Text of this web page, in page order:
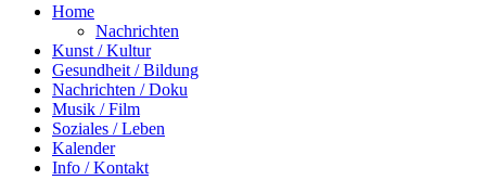
Home
Nachrichten
Kunst / Kultur
Gesundheit / Bildung
Nachrichten / Doku
Musik / Film
Soziales / Leben
Kalender
Info / Kontakt